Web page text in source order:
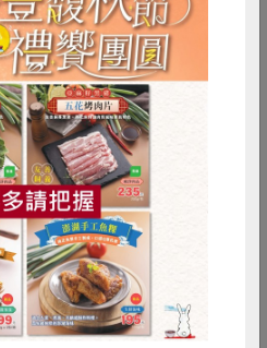
水設施。>
途徑
用在教育方面，已提供四年獎
的咖啡研究，讓印尼人來詮釋
食譜 減硝酸鹽
共同購買